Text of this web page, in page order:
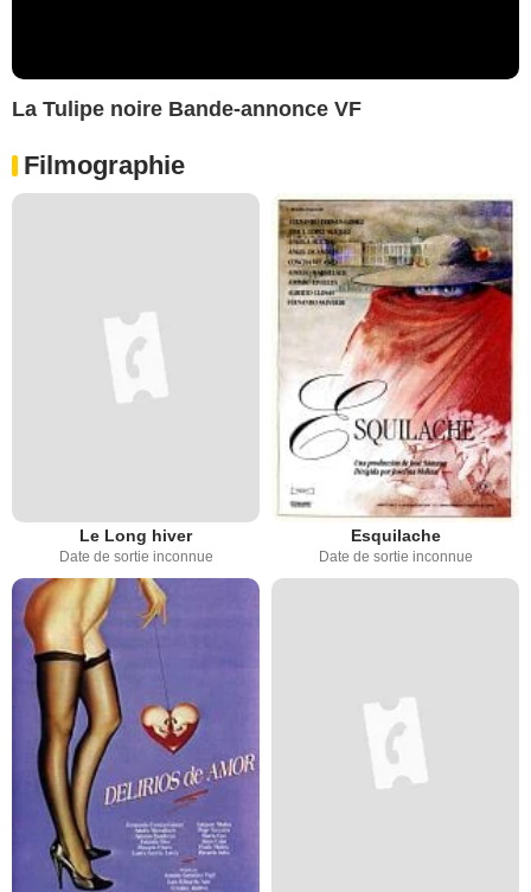
La Tulipe noire Bande-annonce VF
Filmographie
Le Long hiver
Date de sortie inconnue
Esquilache
Date de sortie inconnue